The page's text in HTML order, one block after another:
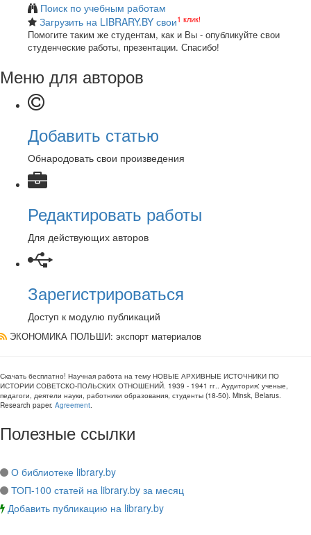
Поиск по учебным работам
Загрузить на LIBRARY.BY свои1 клик!
Помогите таким же студентам, как и Вы - опубликуйте свои
студенческие работы, презентации. Спасибо!
Меню для авторов
Добавить статью
Обнародовать свои произведения
Редактировать работы
Для действующих авторов
Зарегистрироваться
Доступ к модулю публикаций
ЭКОНОМИКА ПОЛЬШИ: экспорт материалов
Скачать бесплатно! Научная работа на тему НОВЫЕ АРХИВНЫЕ ИСТОЧНИКИ ПО
ИСТОРИИ СОВЕТСКО-ПОЛЬСКИХ ОТНОШЕНИЙ. 1939 - 1941 гг.. Аудитория: ученые,
педагоги, деятели науки, работники образования, студенты (18-50). Minsk, Belarus.
Research paper. Agreement.
Полезные ссылки
О библиотеке library.by
ТОП-100 статей на library.by за месяц
Добавить публикацию на library.by